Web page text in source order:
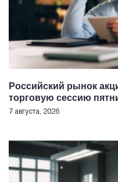
Российский рынок
торговую сессию
7 августа, 2026